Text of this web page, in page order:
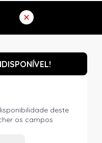
deste
os campos